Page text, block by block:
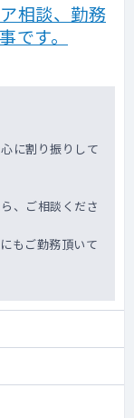
相談、勤務
です。
に割り振りして
、ご相談くださ
もご勤務頂いて